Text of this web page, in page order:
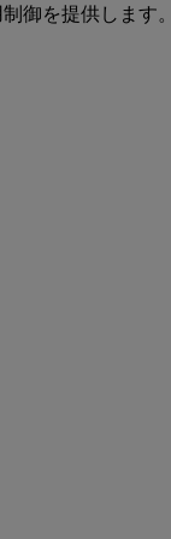
御を提供します。